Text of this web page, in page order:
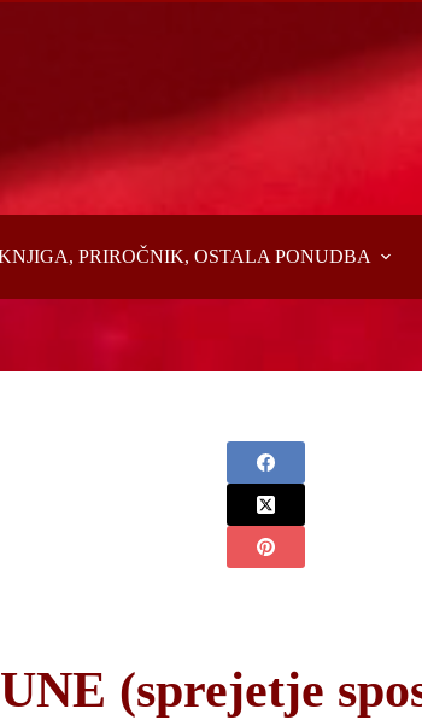
PRIROČNIK, OSTALA PONUDBA
(sprejetje